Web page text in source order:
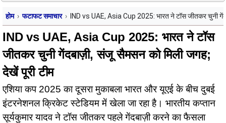
होम फटाफट समाचार IND vs UAE, Asia Cup 2025: भारत ने टॉस जीतकर चुनी
IND vs UAE, Asia Cup 2025: भारत ने टॉस
जीतकर चुनी गेंदबाज़ी, संजू सैमसन को मिली जगह;
देखें पूरी टीम
एशिया कप 2025 का दूसरा मुकाबला भारत और यूएई के बीच दुबई
इंटरनेशनल क्रिकेट स्टेडियम में खेला जा रहा है। भारतीय कप्तान
सूर्यकुमार यादव ने टॉस जीतकर पहले गेंदबाज़ी करने का फैसला